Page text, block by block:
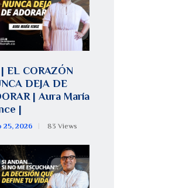
| EL CORAZÓN
DEJA DE
| Aura María
|
25, 2026 83 Views